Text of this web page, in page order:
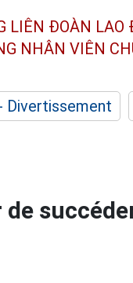
LIÊN ĐOÀN LAO
NHÂN VIÊN
Divertissement